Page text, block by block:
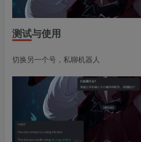
测试与使用
切换另一个号，私聊机器人